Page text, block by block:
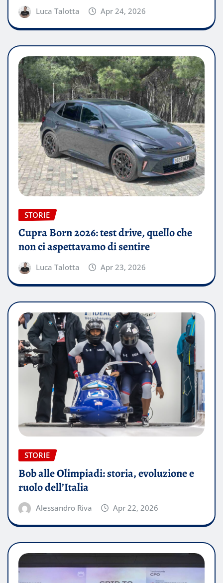
Luca Talotta Apr 24, 2026
STORIE
Cupra Born 2026: test drive, quello che
non ci aspettavamo di sentire
Luca Talotta Apr 23, 2026
STORIE
Bob alle Olimpiadi: storia, evoluzione e
ruolo dell’Italia
Alessandro Riva Apr 22, 2026